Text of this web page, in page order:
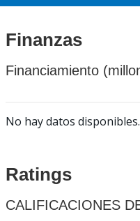
Finanzas
Financiamiento
No hay datos disponibles.
Ratings
CALIFICACIONES